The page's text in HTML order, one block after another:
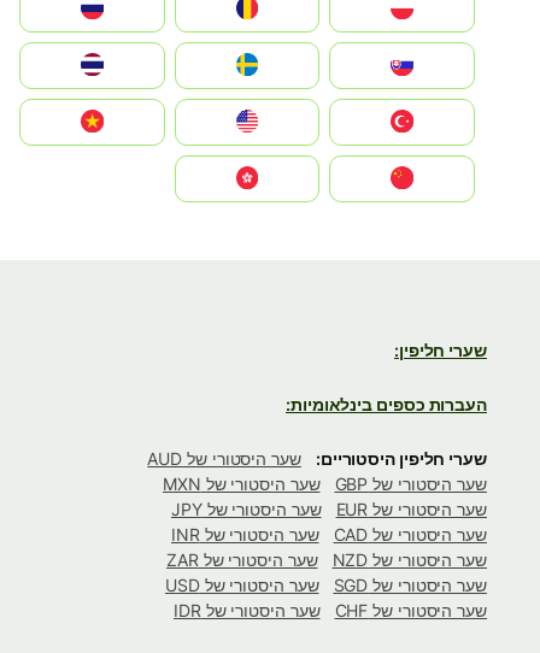
România
Slovensko
United States
Vietnam
שערי חליפין:
העברות כספים בינלאומיות:
שערי חליפין היסטוריים:
שער היסטורי של AUD
שער היסטורי של GBP
שער היסטורי של MXN
שער היסטורי של EUR
שער היסטורי של JPY
שער היסטורי של CAD
שער היסטורי של INR
שער היסטורי של NZD
שער היסטורי של ZAR
שער היסטורי של SGD
שער היסטורי של USD
שער היסטורי של CHF
שער היסטורי של IDR